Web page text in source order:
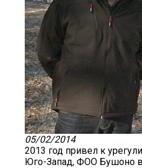
05/02/2014
2013 год привел к
Юго-Запад, ФОО Бушоно